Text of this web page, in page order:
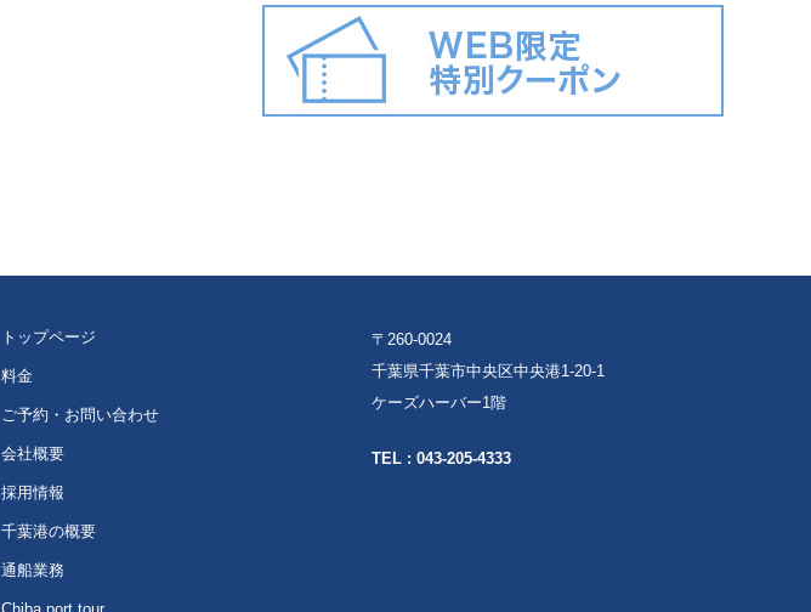
トップページ
料金
ご予約・お問い合わせ
会社概要
採用情報
千葉港の概要
通船業務
〒260-0024
千葉県千葉市中央区中央港1-20-1
ケーズハーバー1階
TEL : 043-205-4333